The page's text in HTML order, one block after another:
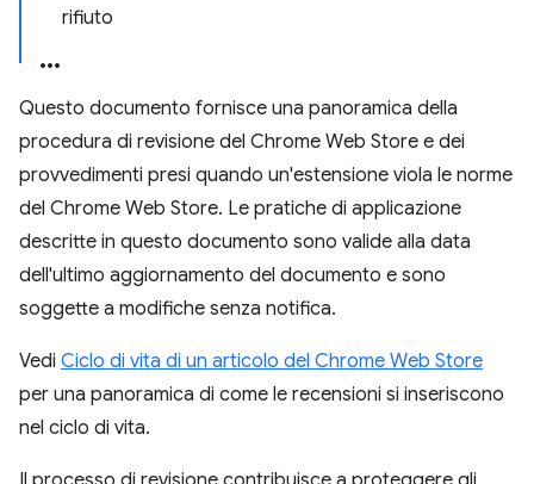
rifiuto
Questo documento fornisce una panoramica della
procedura di revisione del Chrome Web Store e dei
provvedimenti presi quando un'estensione viola le norme
del Chrome Web Store. Le pratiche di applicazione
descritte in questo documento sono valide alla data
dell'ultimo aggiornamento del documento e sono
soggette a modifiche senza notifica.
Vedi Ciclo di vita di un articolo del Chrome Web Store
per una panoramica di come le recensioni si inseriscono
nel ciclo di vita.